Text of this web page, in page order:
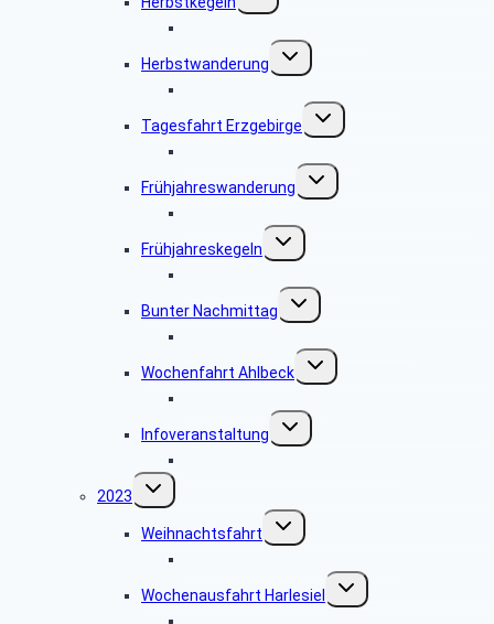
umschalten
Herbstwanderung
Untermenü
umschalten
Tagesfahrt Erzgebirge
Untermenü
umschalten
Frühjahreswanderung
Untermenü
umschalten
Frühjahreskegeln
Untermenü
umschalten
Bunter Nachmittag
Untermenü
umschalten
Wochenfahrt Ahlbeck
Untermenü
umschalten
Infoveranstaltung
Untermenü
umschalten
2023
Untermenü
umschalten
Weihnachtsfahrt
Untermenü
umschalten
Wochenausfahrt Harlesiel
Untermenü
umschalten